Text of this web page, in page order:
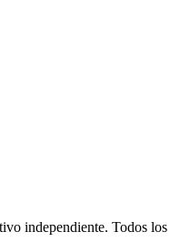
independiente. Todos los